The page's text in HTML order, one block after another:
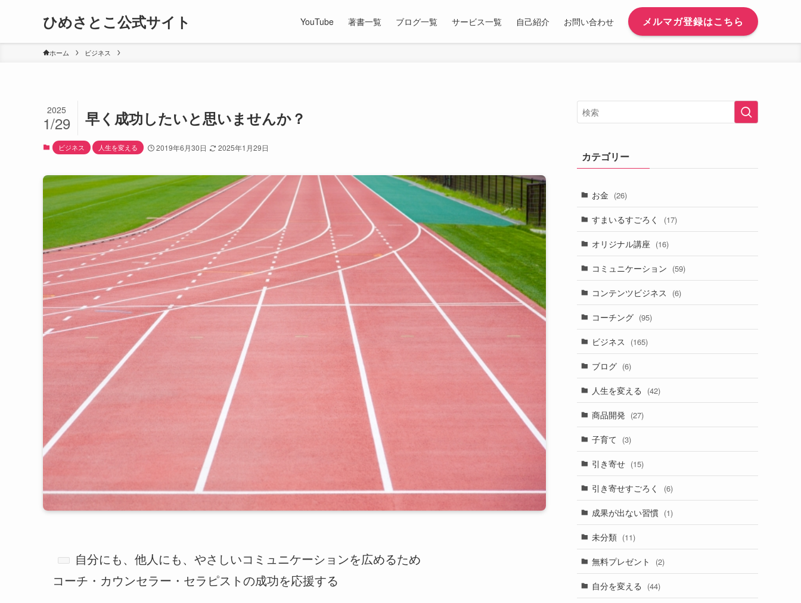
ひめさとこ公式サイト YouTube 著書一覧 ブログ一覧 サービス一覧 自己紹介 お問い合わせ メルマガ登録はこちら
ホーム ビジネス
早く成功したいと思いませんか？
2025
1/29
ビジネス 人生を変える 2019年6月30日 2025年1月29日
自分にも、他人にも、やさしいコミュニケーションを広めるため
コーチ・カウンセラー・セラピストの成功を応援する
カテゴリー
お金 (26)
すまいるすごろく (17)
オリジナル講座 (16)
コミュニケーション (59)
コンテンツビジネス (6)
コーチング (95)
ビジネス (165)
ブログ (6)
人生を変える (42)
商品開発 (27)
子育て (3)
引き寄せ (15)
引き寄せすごろく (6)
成果が出ない習慣 (1)
未分類 (11)
無料プレゼント (2)
自分を変える (44)